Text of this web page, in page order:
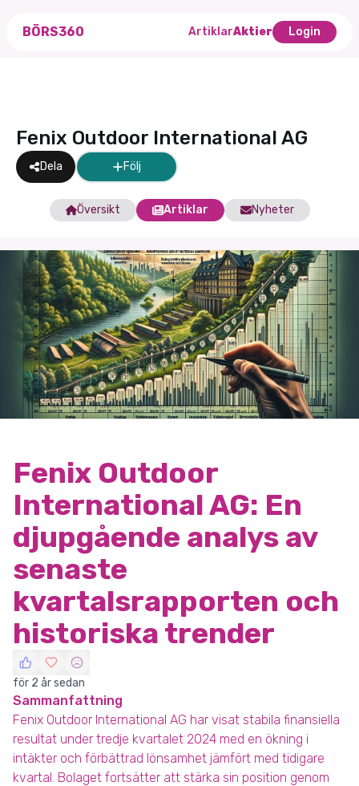
BÖRS360 ArtiklarAktier Login
Fenix Outdoor International AG
Dela Följ
Översikt Artiklar Nyheter
Fenix Outdoor
International AG: En
djupgående analys av
senaste
kvartalsrapporten och
historiska trender
för 2 år sedan
Sammanfattning
Fenix Outdoor International AG har visat stabila finansiella
resultat under tredje kvartalet 2024 med en ökning i
intäkter och förbättrad lönsamhet jämfört med tidigare
kvartal. Bolaget fortsätter att stärka sin position genom